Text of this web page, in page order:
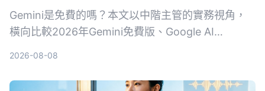
Gemini是免費的嗎？本文以中階主管的實務視角，
橫向比較2026年Gemini免費版、Google AI
你算清楚免費版夠不夠用、什麼情況下該升級，並附
2026-08-08